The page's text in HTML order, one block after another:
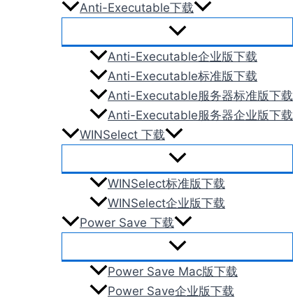
Anti-Executable下载
Anti-Executable企业版下载
Anti-Executable标准版下载
Anti-Executable服务器标准版下载
Anti-Executable服务器企业版下载
WINSelect 下载
WINSelect标准版下载
WINSelect企业版下载
Power Save 下载
Power Save Mac版下载
Power Save企业版下载